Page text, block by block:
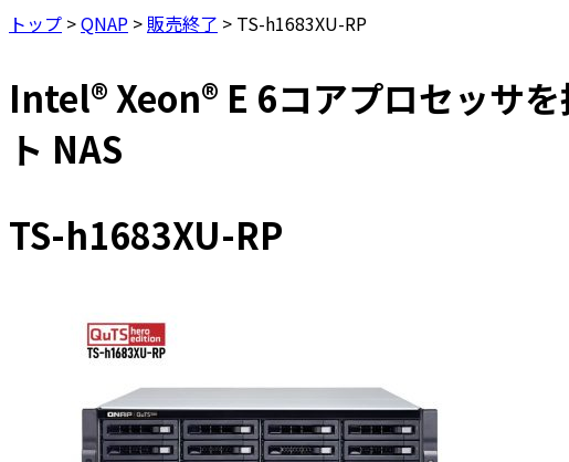
トップ >QNAP >販売終了 > TS-h1683XU-RP
Intel® Xeon® E 6コアプロセッサ
ト NAS
TS-h1683XU-RP